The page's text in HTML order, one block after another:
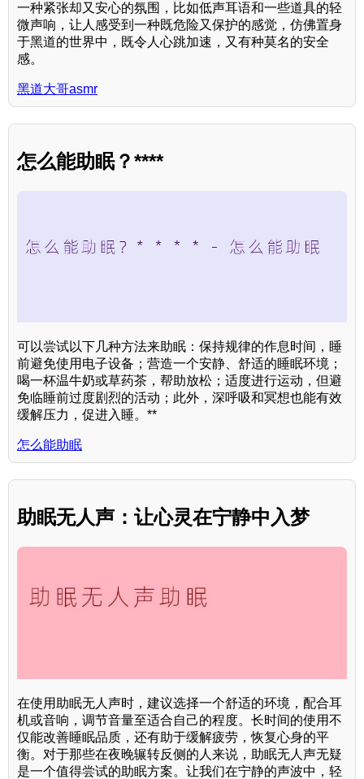
一种紧张却又安心的氛围，比如低声耳语和一些道具的轻
微声响，让人感受到一种既危险又保护的感觉，仿佛置身
于黑道的世界中，既令人心跳加速，又有种莫名的安全
感。
黑道大哥asmr
怎么能助眠？****
可以尝试以下几种方法来助眠：保持规律的作息时间，睡
前避免使用电子设备；营造一个安静、舒适的睡眠环境；
喝一杯温牛奶或草药茶，帮助放松；适度进行运动，但避
免临睡前过度剧烈的活动；此外，深呼吸和冥想也能有效
缓解压力，促进入睡。**
怎么能助眠
助眠无人声：让心灵在宁静中入梦
在使用助眠无人声时，建议选择一个舒适的环境，配合耳
机或音响，调节音量至适合自己的程度。长时间的使用不
仅能改善睡眠品质，还有助于缓解疲劳，恢复心身的平
衡。对于那些在夜晚辗转反侧的人来说，助眠无人声无疑
是一个值得尝试的助眠方案。让我们在宁静的声波中，轻